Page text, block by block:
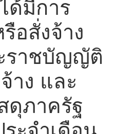
ด้มีการ
อสั่งจ้าง
ราชบัญญัติ
าง และ
ดุภาครัฐ